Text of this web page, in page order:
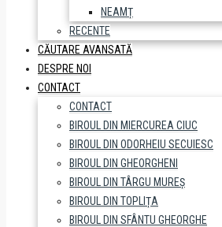
NEAMȚ
RECENTE
CĂUTARE AVANSATĂ
DESPRE NOI
CONTACT
CONTACT
BIROUL DIN MIERCUREA CIUC
BIROUL DIN ODORHEIU SECUIESC
BIROUL DIN GHEORGHENI
BIROUL DIN TÂRGU MUREȘ
BIROUL DIN TOPLIȚA
BIROUL DIN SFÂNTU GHEORGHE